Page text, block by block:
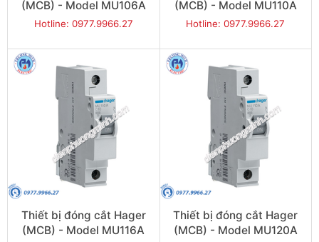
(MCB) - Model MU106A
Hotline: 0977.9966.27
(MCB) - Model MU110A
Hotline: 0977.9966.27
Thiết bị đóng cắt Hager
(MCB) - Model MU116A
Thiết bị đóng cắt Hager
(MCB) - Model MU120A